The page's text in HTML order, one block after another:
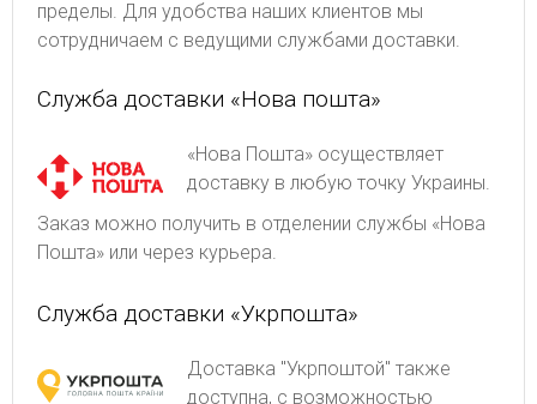
пределы. Для удобства наших клиентов мы
сотрудничаем с ведущими службами доставки.
Служба доставки «Нова пошта»
«Нова Пошта» осуществляет
доставку в любую точку Украины.
Заказ можно получить в отделении службы «Нова
Пошта» или через курьера.
Служба доставки «Укрпошта»
Доставка "Укрпоштой" также
доступна, с возможностью